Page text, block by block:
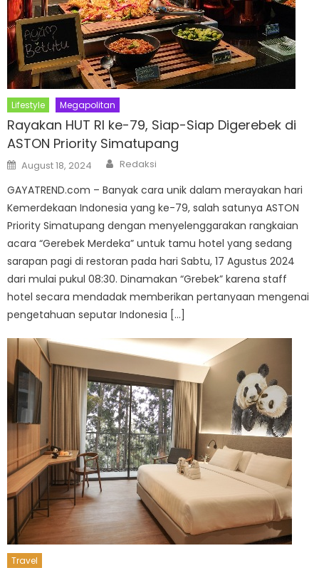
Lifestyle Megapolitan
Rayakan HUT RI ke-79, Siap-Siap Digerebek di
ASTON Priority Simatupang
Posted
on
August 18, 2024 Author
Redaksi
GAYATREND.com – Banyak cara unik dalam merayakan hari
Kemerdekaan Indonesia yang ke-79, salah satunya ASTON
Priority Simatupang dengan menyelenggarakan rangkaian
acara “Gerebek Merdeka” untuk tamu hotel yang sedang
sarapan pagi di restoran pada hari Sabtu, 17 Agustus 2024
dari mulai pukul 08:30. Dinamakan “Grebek” karena staff
hotel secara mendadak memberikan pertanyaan mengenai
pengetahuan seputar Indonesia […]
Travel